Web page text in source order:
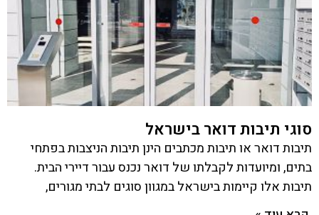
סוגי תיבות דואר בישראל
תיבות דואר או תיבות מכתבים הינן תיבות הניצבות בפתחי
בתים, ומיועדות לקבלתו של דואר נכנס עבור דיירי הבית.
תיבות אלו קיימות בישראל במגוון סוגים לבתי מגורים,